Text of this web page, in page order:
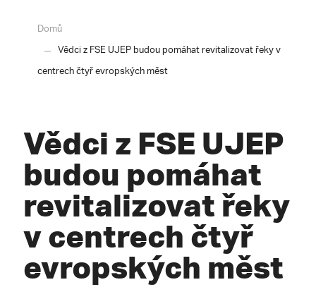
Domů
Vědci z FSE UJEP budou pomáhat revitalizovat řeky v
centrech čtyř evropských měst
Vědci z FSE UJEP
budou pomáhat
revitalizovat řeky
v centrech čtyř
evropských měst